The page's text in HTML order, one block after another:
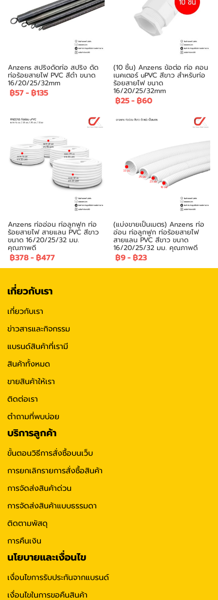
Anzens สปริงดัดท่อ สปริง ดัด
ท่อร้อยสายไฟ PVC สีดำ ขนาด
16/20/25/32mm
฿57- ฿135
(10 ชิ้น) Anzens ข้อต่อ ท่อ คอน
เนคเตอร์ uPVC สีขาว สำหรับท่อ
ร้อยสายไฟ ขนาด
16/20/25/32mm
฿25- ฿60
Anzens ท่ออ่อน ท่อลูกฟูก ท่อ
ร้อยสายไฟ สายแลน PVC สีขาว
ขนาด 16/20/25/32 มม.
คุณภาพดี
฿378- ฿477
(แบ่งขายเป็นเมตร) Anzens ท่อ
อ่อน ท่อลูกฟูก ท่อร้อยสายไฟ
สายแลน PVC สีขาว ขนาด
16/20/25/32 มม. คุณภาพดี
฿9- ฿23
เกี่ยวกับเรา
เกี่ยวกับเรา
ข่าวสารและกิจกรรม
แบรนด์สินค้าที่เรามี
สินค้าทั้งหมด
ขายสินค้าให้เรา
ติดต่อเรา
ตำถามที่พบบ่อย
บริการลูกค้า
ขั้นตอนวิธีการสั่งซื้อบนเว็บ
การยกเลิกรายการสั่งซื้อสินค้า
การจัดส่งสินค้าด่วน
การจัดส่งสินค้าแบบธรรมดา
ติดตามพัสดุ
การคืนเงิน
นโยบายและเงื่อนไข
เงื่อนไขการรับประกันจากแบรนด์
เงื่อนไขในการขอคืนสินค้า